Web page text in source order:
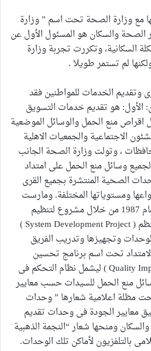
1996 تم دمجها مع وزارة الصحة تحت اسم ” وزارة
الصحة والسكان هو المسئول الأول عن
السكانية، وتكررت تجربة وزارة
وتقديم الخدمات للمواطنين فقد
الأول: هو تقديم خدمات التسويق
اقراص منع الحمل والوسائل الموضعية
الاجتماعية والجمعيات الاهلية
، وتولت وزارة الصحة الجانب
وسائل منع الحمل على امتداد
الصحية المنتشرة بجميع القرى
ومستوياتها المختلفة. ومارست
وزارة الصحة دورا هاما منذ عام 1987 من خلال مشروع لتنظيم
الاسرة باسم مشروع تنمية النظم ( System Development Project )
وتجهيزها وتدريب الفريق
و فى عام 1994 تم الامتداد تحت اسم برنامج تحسين
الجودة ( Quality Improvement Program ) ليشمل نظام التحكم فى
منع الحمل للسيدات حسب معايير
مظلة اعلامية شعارها ” وحدات
معايير الجودة فى وحدات تقديم
ومنحها شعار “النجمة الذهبية
بالتلفزيون لأماكن تلك الوحدات.